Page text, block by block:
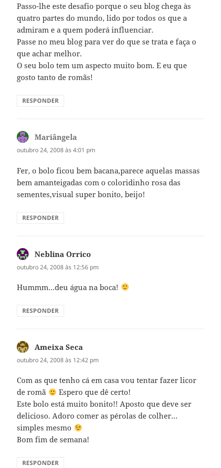
Passo-lhe este desafio porque o seu blog chega às
quatro partes do mundo, lido por todos os que a
admiram e a quem poderá influenciar.
Passe no meu blog para ver do que se trata e faça o
que achar melhor.
O seu bolo tem um aspecto muito bom. E eu que
gosto tanto de romãs!
RESPONDER
Mariângela
outubro 24, 2008 às 4:01 pm
Fer, o bolo ficou bem bacana,parece aquelas massas
bem amanteigadas com o coloridinho rosa das
sementes,visual super bonito, beijo!
RESPONDER
Neblina Orrico
outubro 24, 2008 às 12:56 pm
Hummm…deu água na boca!
RESPONDER
Ameixa Seca
outubro 24, 2008 às 12:42 pm
Com as que tenho cá em casa vou tentar fazer licor
de romã
Espero que dê certo!
Este bolo está muito bonito!! Aposto que deve ser
delicioso. Adoro comer as pérolas de colher…
simples mesmo
Bom fim de semana!
RESPONDER